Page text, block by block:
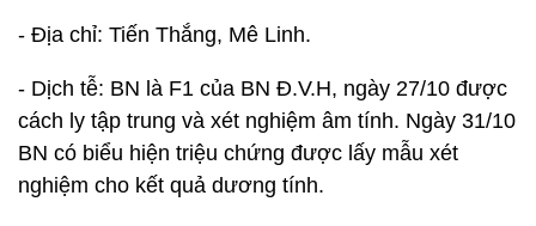
- Địa chỉ: Tiến Thắng, Mê Linh.
- Dịch tễ: BN là F1 của BN Đ.V.H, ngày 27/10 được
cách ly tập trung và xét nghiệm âm tính. Ngày 31/10
BN có biểu hiện triệu chứng được lấy mẫu xét
nghiệm cho kết quả dương tính.